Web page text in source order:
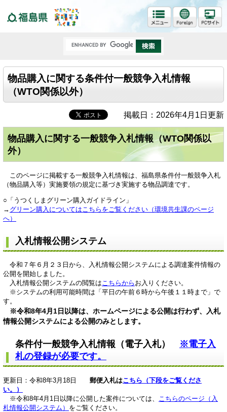
物品購入に関する条件付一般競争入札情報
（WTO関係以外）
掲載日：2026年4月1日更新
物品購入に関する一般競争入札情報（WTO関係以
外）
このページに掲載する一般競争入札情報は、福島県条件付一般競争入札
（物品購入等）実施要領の規定に基づき実施する物品調達です。
○「うつくしまグリーン購入ガイドライン」
→ グリーン購入についてはこちらをご覧ください（環境共生課のページ
へ）
入札情報公開システム
令和７年６月２３日から、入札情報公開システムによる調達案件情報の
公開を開始しました。
入札情報公開システムの閲覧はこちらから お入りください。
※システムの利用可能時間は「平日の午前６時から午後１１時まで」で
す。
※令和8年4月1日以降は、ホームページによる公開は行わず、入札
情報公開システムによる公開のみとします。
条件付一般競争入札情報（電子入札）
※電子入
札の登録が必要です。
更新日：令和8年3月18日 郵便入札はこちら（下段をご覧くださ
い。）
※令和8年4月1日以降に公開した案件については、
こちらのページ（入
札情報公開システム） をご覧ください。